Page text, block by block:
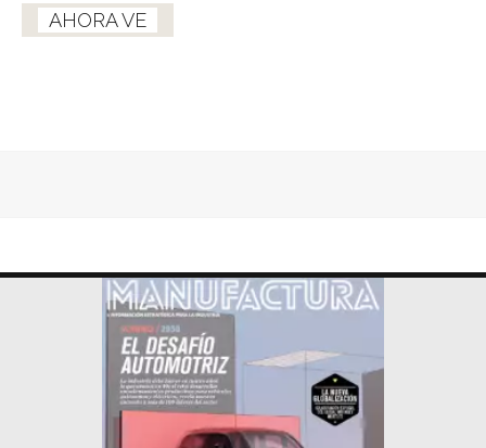
AHORA VE